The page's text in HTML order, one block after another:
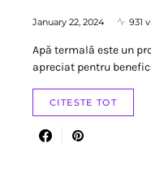
January 22, 2024 931
Apă termală este un
apreciat pentru
CITESTE TOT